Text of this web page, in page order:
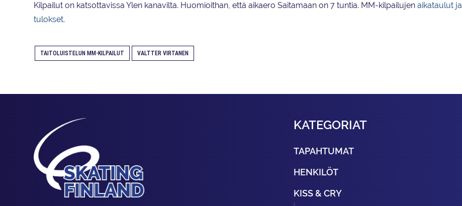
Kilpailut on katsottavissa Ylen kanavilta. Huomioithan, että aikaero Saitamaan on 7 tuntia. MM-kilpailujen aikataulut ja
tulokset.
TAITOLUISTELUN MM-KILPAILUT VALTTER VIRTANEN
KATEGORIAT
TAPAHTUMAT
HENKILÖT
KISS & CRY